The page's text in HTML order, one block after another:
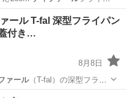
だけ… 残っています。テ
ール T-fal 深型フライパン
付き…
8月8日
ァール（T-fal）の深型フライ